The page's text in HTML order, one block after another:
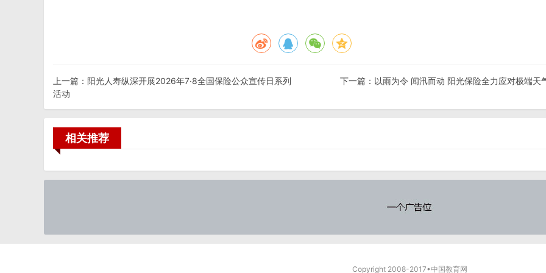
上一篇： 阳光人寿纵深开展2026年7·8全国保险公众宣传日系列
活动
下一篇： 以雨为令 闻汛而动 阳光保险全力应对极端天
相关推荐
Copyright 2008-2017•中国教育网